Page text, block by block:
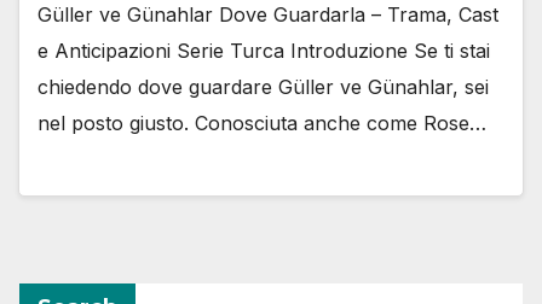
Güller ve Günahlar Dove Guardarla – Trama, Cast
e Anticipazioni Serie Turca Introduzione Se ti stai
chiedendo dove guardare Güller ve Günahlar, sei
nel posto giusto. Conosciuta anche come Rose…